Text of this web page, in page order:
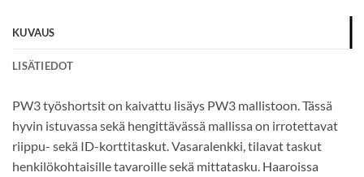
KUVAUS
LISÄTIEDOT
PW3 työshortsit on kaivattu lisäys PW3 mallistoon. Tässä
hyvin istuvassa sekä hengittävässä mallissa on irrotettavat
riippu- sekä ID-korttitaskut. Vasaralenkki, tilavat taskut
henkilökohtaisille tavaroille sekä mittatasku. Haaroissa